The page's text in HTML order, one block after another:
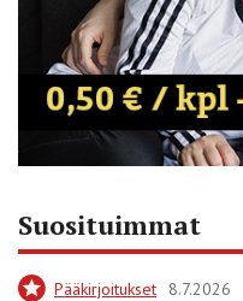
Suosituimmat
Pääkirjoitukset 8.7.2026